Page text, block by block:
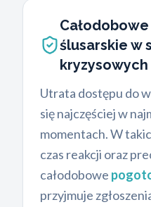
ślusarskie w
kryzysowych
Utrata dostępu do
się najczęściej w
momentach. W
czas reakcji oraz
całodobowe
przyjmuje